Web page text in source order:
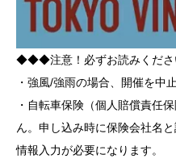
◆◆◆注意！必ずお読みくだ
・強風/強雨の場合、開催を中
・自転車保険（個人賠償責任
ん。申し込み時に保険会社名
情報入力が必要になります。